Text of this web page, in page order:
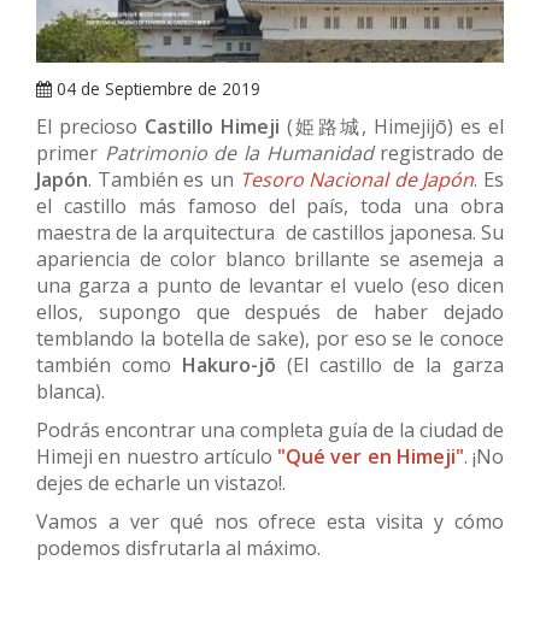
04 de Septiembre de 2019
El precioso Castillo Himeji (姫路城, Himejijō) es el
primer Patrimonio de la Humanidadregistrado de
Japón. También es un Tesoro Nacional de Japón. Es
el castillo más famoso del país, toda una obra
maestra de la arquitectura de castillos japonesa. Su
apariencia de color blanco brillante se asemeja a
una garza a punto de levantar el vuelo (eso dicen
ellos, supongo que después de haber dejado
temblando la botella de sake), por eso se le conoce
también como Hakuro-jō (El castillo de la garza
blanca).
Podrás encontrar una completa guía de la ciudad de
Himeji en nuestro artículo "Qué ver en Himeji". ¡No
dejes de echarle un vistazo!.
Vamos a ver qué nos ofrece esta visita y cómo
podemos disfrutarla al máximo.